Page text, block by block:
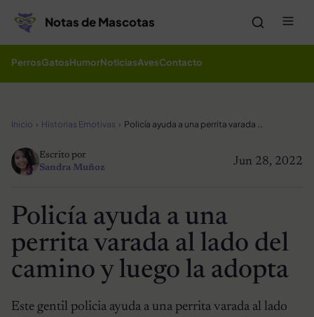
Notas de Mascotas
PerrosGatosHumorNoticiasAvesContacto
Inicio Historias Emotivas Policía ayuda a una perrita varada al lado del camino y luego la adopta
Jun 28, 2022
Escrito por
Sandra Muñoz
Policía ayuda a una
perrita varada al lado del
camino y luego la adopta
Este gentil policia ayuda a una perrita varada al lado